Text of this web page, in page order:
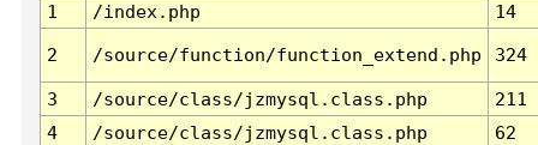
1
/index.php 14
2 /source/function/function_extend.php 324
3 /source/class/jzmysql.class.php
211
4
/source/class/jzmysql.class.php
62